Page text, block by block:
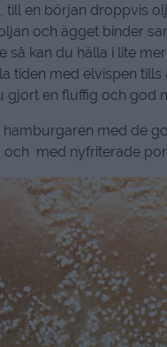
till en början droppvis
och ägget binder
så kan du hälla i lite
tiden med elvispen tills
gjort en fluffig och god
hamburgaren med de
och med nyfriterade